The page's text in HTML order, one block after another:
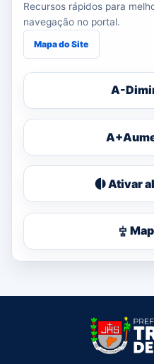
Recursos rápidos para
navegação no portal.
Mapa do Site
A-
A+
Ativar